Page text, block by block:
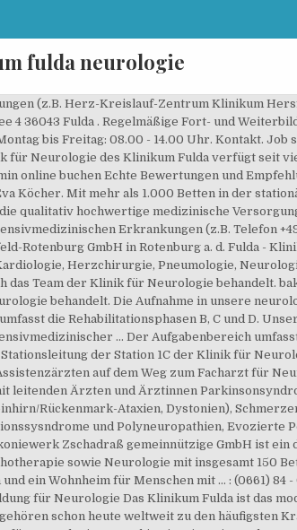
fulda neurologie
Fulda am 21.08.2019 in der neurochirurgischen Ambulanz. Im Notfall - In dringenden Fällen nehmen Sie bitte Kontakt auf: Zeiten: Unsere Klinik bietet in Kooperation mit den Nachbardisziplinen (wie z. Stöbere jetzt in 54 ausführlichen Berichten von Medizinstudenten über PJ-Tertiale in Klinikum Fulda, Fulda, Deutschland. Aktuelle Psychologe Jobs in Karlsruhe anzeigen Unser Leitungsteam der Klinik für Neurologie Am Klinikum Kassel arbeiten wir Hand in Hand für Ihre Gesundheit: Ärztinnen und Ärzte, … Vivantes Humboldt-Klinikum für die Klinik für Neurologie mit Stroke Unit, Neurologischer Frührehabilitation und Zentrum für Epilepsie im Vivantes Humboldt-Klinikum, zum 23.03.2021. Hier erhalten Sie durch unsere erfahrenen Ärztinnen und Ärzte, unsere engagierten Pflegekräfte sowie unsere Therapeutinnen und Therapeuten die bestmögliche Behandlung – bei Erkrankungen des zentralen und peripheren Nervensystems oder der Muskulatur. Klinikum Fulda Klinik für Urologie und Kinderurologie in Fulda Fachabteilung, Urologie Erfahrungsberichte echter Patienten … Buttlarstrasse 74, 36039 Fulda Tel. Klinikum Kassel Neurologie Team. Gesundheitszentrum der Diakonie: Kreiskrankenhaus Rotenburg a. d. Fulda. Renate Heres hat 1991 als Arzthelferin in der Personaluntersuchung des Klinikums Fulda angefangen und arbeitet seit Juli 2008 in der Klinik für Neurologie als Stationsassistentin auf der Station 7B. Pacelliallee 4 • 36043 Fulda Im Klinikum Fulda begann Frau Kerwel 1993 auf der Station 7B, wechselte 2011 auf die Station 2C der Medizinischen Klinik I und übernahm dort noch im selben Jahr die Position der Stationsleitung. C. Hohmann Fachapothekerin für Klinische Pharmazie, Geriatrische Pharmazie Telefon: (06 61) 84 – 55 61 E-Mail: carina.hohmann@ klinikum-fulda… Unsere Klinik verfügt für jede Erkrankungsgruppe über die passende Station zur optimalen Behandlung. Fax: (0661) 84 - 5013, Wir verwenden Cookies um die BenutzerfÃ¼hrung auf unserer Website zu verbessern und deinen Besuch effizienter zu machen. 21 Neurochirurgen mit Patientenbewertungen in Fulda Termine telefonisch vereinbaren ☎ Gute Neurochirurgen in der Nähe Privat- u. Kassenpatienten Klinische Schwerpunkte: neurovaskuläre Erkrankungen, Erkrankungen des peripheren Nervensystems, Elektrophysiologie. : (0661) 15 - 0, Fax: (0661) 15 - 5383 info@herz-jesu-krankenhaus.de Herzlich willkommen im Herz-Jesu-Krankenhaus Fulda! Hani Salh in 36043 Fulda FA für Neurologie Bewertungen, Leistungen, Telefonnummern, Öffnungszeiten, Online Wunsch-Termin Jetzt klicken! GefÃ¤Ã-Board: das diagnostische und therapeutische Vorgehen bei Patienten mit zerebrovaskulÃ¤ren Erkrankungen wird interdisziplinÃ¤r entschieden (Neurologie, Neuroradiologie, GefÃ¤Ãchirurgie, Neurochirurgie). Detaillierte Informationen zur Fachabteilung Neurologie in 36043 Fulda des Krankenhauses Klinikum Fulda Krankenhäuser Altenheime Dienstleister Top-10 jobs.kliniken.de Krank. Pacelliallee 4, 36043 FuldaAnfahrt planen. Sie suchen gute Kliniken in Fulda? Jobs: Neurologie in Fulda •